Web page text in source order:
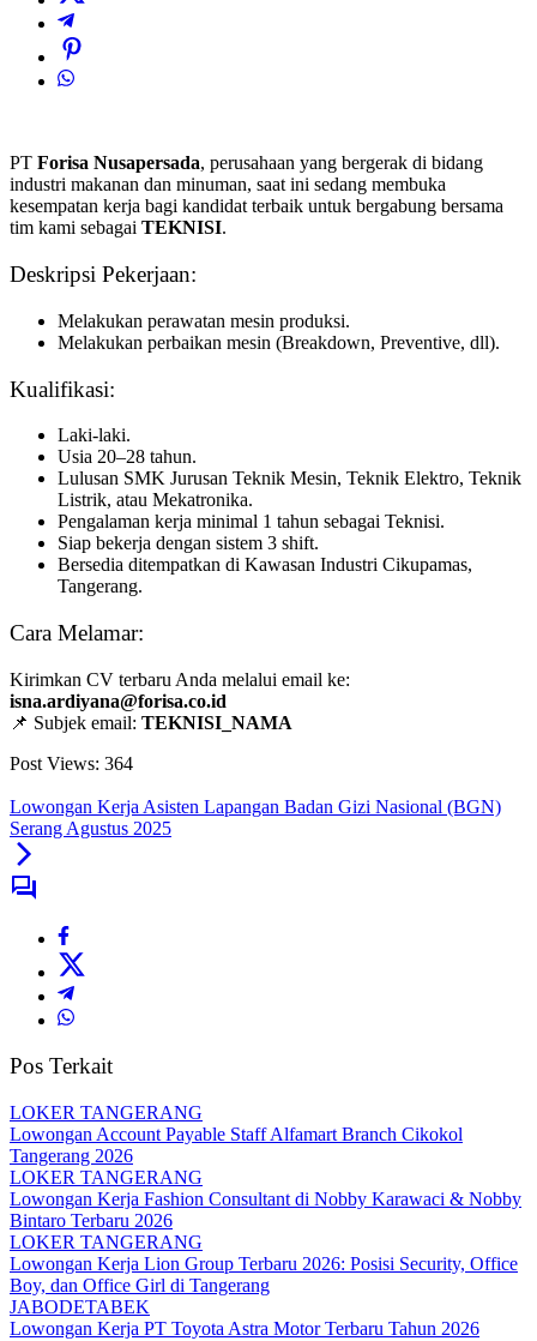
PT Forisa Nusapersada, perusahaan yang bergerak di bidang
industri makanan dan minuman, saat ini sedang membuka
kesempatan kerja bagi kandidat terbaik untuk bergabung bersama
tim kami sebagai TEKNISI.
Deskripsi Pekerjaan:
Melakukan perawatan mesin produksi.
Melakukan perbaikan mesin (Breakdown, Preventive, dll).
Kualifikasi:
Laki-laki.
Usia 20–28 tahun.
Lulusan SMK Jurusan Teknik Mesin, Teknik Elektro, Teknik
Listrik, atau Mekatronika.
Pengalaman kerja minimal 1 tahun sebagai Teknisi.
Siap bekerja dengan sistem 3 shift.
Bersedia ditempatkan di Kawasan Industri Cikupamas,
Tangerang.
Cara Melamar:
Kirimkan CV terbaru Anda melalui email ke:
isna.ardiyana@forisa.co.id
📌 Subjek email: TEKNISI_NAMA
Post Views: 364
Lowongan Kerja Asisten Lapangan Badan Gizi Nasional (BGN)
Serang Agustus 2025
Pos Terkait
LOKER TANGERANG
Lowongan Account Payable Staff Alfamart Branch Cikokol
Tangerang 2026
LOKER TANGERANG
Lowongan Kerja Fashion Consultant di Nobby Karawaci & Nobby
Bintaro Terbaru 2026
LOKER TANGERANG
Lowongan Kerja Lion Group Terbaru 2026: Posisi Security, Office
Boy, dan Office Girl di Tangerang
JABODETABEK
Lowongan Kerja PT Toyota Astra Motor Terbaru Tahun 2026